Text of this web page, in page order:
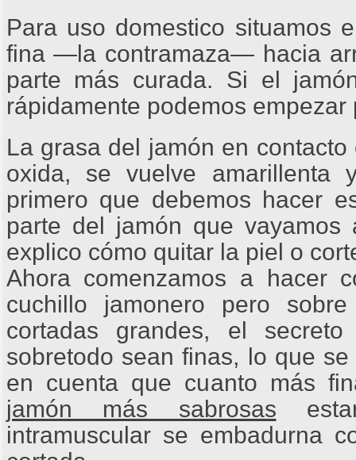
Para uso domestico situamos
fina ―la contramaza― hacia
parte más curada. Si el
rápidamente podemos
La grasa del jamón en
oxida, se vuelve
primero que debemos hacer
parte del jamón que vayamos
explico cómo quitar la piel o
Ahora comenzamos a hacer
cuchillo jamonero pero
cortadas grandes, el
sobretodo sean finas, lo que
en cuenta que cuanto más
jamón más sabrosas
intramuscular se embadurna